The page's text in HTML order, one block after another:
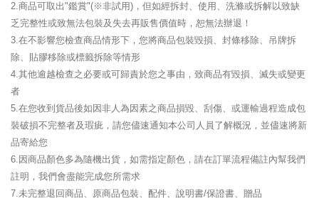
2.商品可取出"鑑賞"(※非試用)，但如經拆封、使用、洗滌或拆解以致缺
乏完整性或致無法包裝及失去再販售價值時，恕無法辦退！
3.在不影響您檢查商品情形下，您將商品包裝毀損、封條移除、吊牌拆
除、貼膠移除或標籤拆除等情形
4.其他逾越檢查之必要或可歸責於您之事由，致商品有毀損、滅失或變更
者
5.在您收到貨品後如因非人為因素之商品損毀、刮傷、或運輸過程造成包
裝破損不完整者及瑕疵，請您儘速通知本公司人員了解概況，並儘速將新
品寄給您
6.因商品顏色多為隨機出貨，如需指定顏色，請在訂單流程備註內幫我們
註明，我們會盡能完成您所需求
7.未完整退回商品、原商品包裝、配件、說明書/保證書、贈品